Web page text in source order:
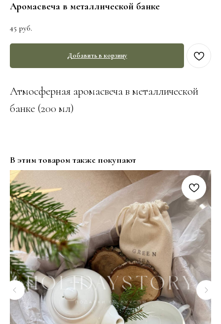
Аромасвеча в металлической банке
45 руб.
Добавить в корзину
Атмосферная аромасвеча в металлической
банке (200 мл)
В этим товаром также покупают